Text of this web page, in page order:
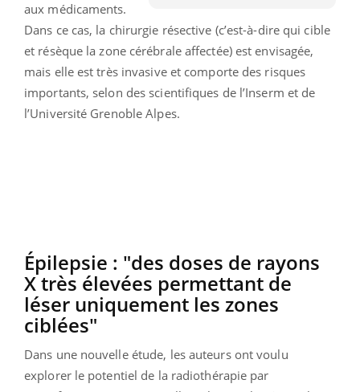
aux médicaments.
Dans ce cas, la chirurgie résective (c’est-à-dire qui cible
et résèque la zone cérébrale affectée) est envisagée,
mais elle est très invasive et comporte des risques
importants, selon des scientifiques de l’Inserm et de
l’Université Grenoble Alpes.
Épilepsie : "des doses de rayons
X très élevées permettant de
léser uniquement les zones
ciblées"
Dans une nouvelle étude, les auteurs ont voulu
explorer le potentiel de la radiothérapie par